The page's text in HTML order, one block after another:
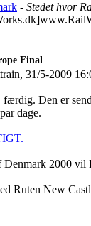
- Stedet hvor
Final
31/5-2009
Den er
dage.
Denmark 2000
Ruten New